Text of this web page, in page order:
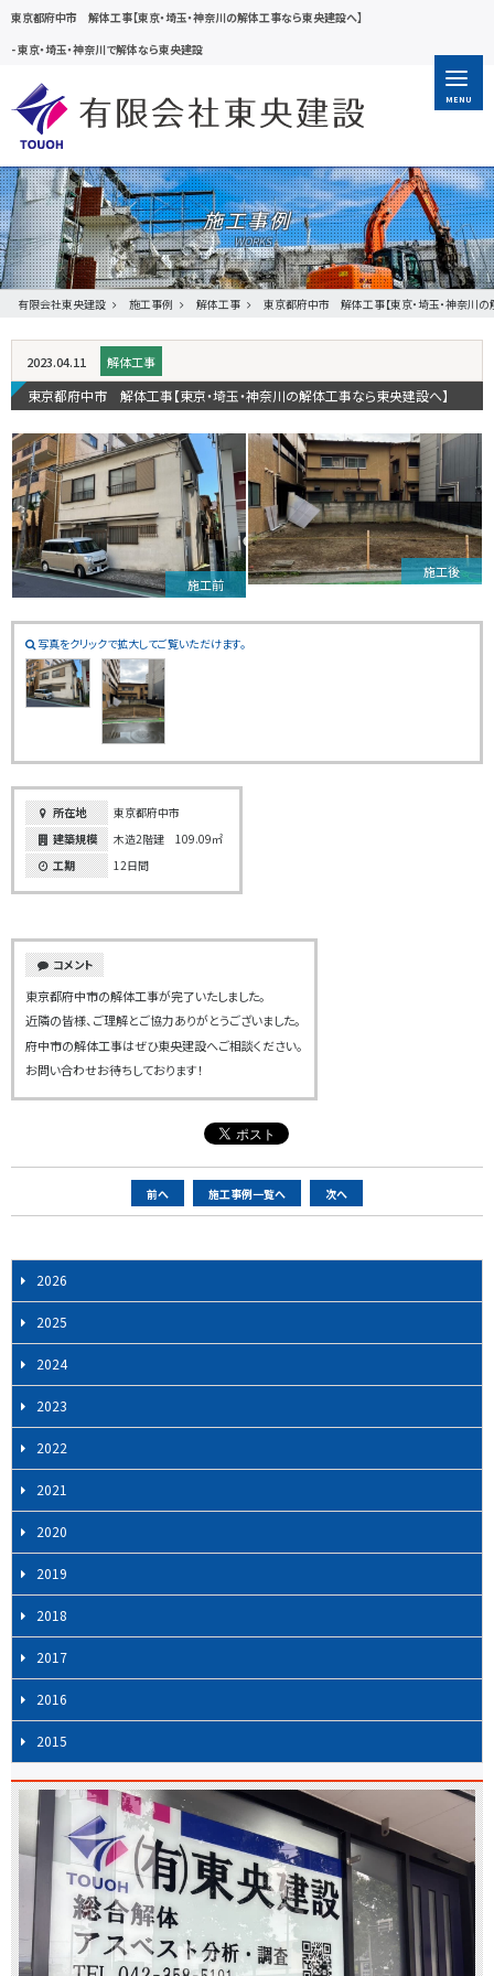
東京都府中市 解体工事【東京・埼玉・神奈川の解体工事なら東央建設へ】
-東京・埼玉・神奈川で解体なら東央建設
MENU
施工事例
有限会社東央建設 施工事例 解体工事 東京都府中市 解体工事【東京・埼玉・神奈川の
2023.04.11 解体工事
東京都府中市 解体工事【東京・埼玉・神奈川の解体工事なら東央建設へ】
施工前
施工後
写真をクリックで拡大してご覧いただけます。
所在地
東京都府中市
建築規模
木造2階建 109.09㎡
工期
12日間
コメント
東京都府中市の解体工事が完了いたしました。
近隣の皆様、ご理解とご協力ありがとうございました。
府中市の解体工事はぜひ東央建設へご相談ください。
お問い合わせお待ちしております！
ー
ナ
ビ
ゲ
ー
シ
ョ
ン
前へ 施工事例一覧へ 次へ
2026
2025
2024
2023
2022
2021
2020
2019
2018
2017
2016
2015